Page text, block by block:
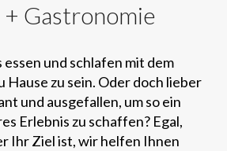
Gastronomie
und schlafen mit dem
Hause zu sein. Oder doch lieber
und ausgefallen, um so ein
Erlebnis zu schaffen? Egal,
Ihr Ziel ist, wir helfen Ihnen